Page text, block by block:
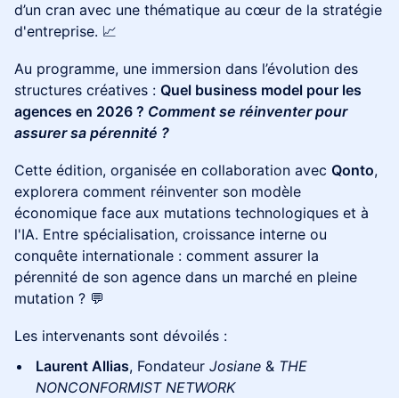
d’un cran avec une thématique au cœur de la stratégie
d'entreprise. 📈
Au programme, une immersion dans l’évolution des
structures créatives : Quel business model pour les
agences en 2026 ? Comment se réinventer pour
assurer sa pérennité ?
Cette édition, organisée en collaboration avec Qonto,
explorera comment réinventer son modèle
économique face aux mutations technologiques et à
l'IA. Entre spécialisation, croissance interne ou
conquête internationale : comment assurer la
pérennité de son agence dans un marché en pleine
mutation ? 💬
Les intervenants sont dévoilés :
Laurent Allias, Fondateur Josiane & THE
NONCONFORMIST NETWORK